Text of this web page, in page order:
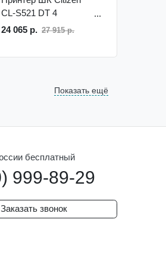
CL-S521 DT 4
1000815
24 065 р. 27 915 р.
Показать ещё
бесплатный
999-89-29
Заказать звонок